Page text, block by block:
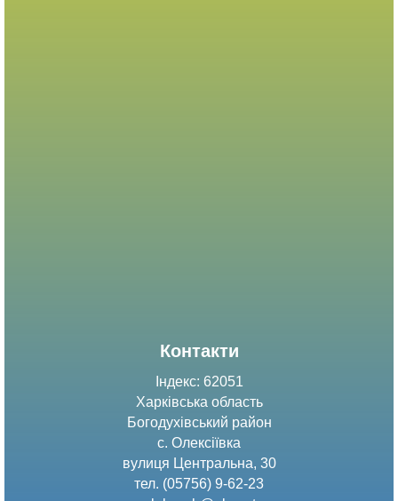
Контакти
Індекс: 62051
Харківська область
Богодухівський район
с. Олексіївка
вулиця Центральна, 30
тел. (05756) 9-62-23